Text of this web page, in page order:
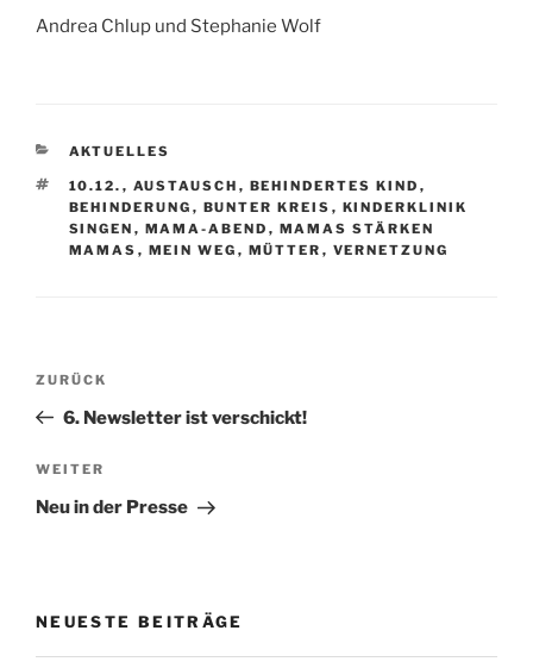
Andrea Chlup und Stephanie Wolf
KATEGORIEN
AKTUELLES
SCHLAGWÖRTER
10.12. , AUSTAUSCH , BEHINDERTES KIND ,
BEHINDERUNG , BUNTER KREIS , KINDERKLINIK
SINGEN , MAMA-ABEND , MAMAS STÄRKEN
MAMAS , MEIN WEG , MÜTTER , VERNETZUNG
Beitragsnavigation
Vorheriger
Beitrag
ZURÜCK
6. Newsletter ist verschickt!
Nächster
Beitrag
WEITER
Neu in der Presse
NEUESTE BEITRÄGE